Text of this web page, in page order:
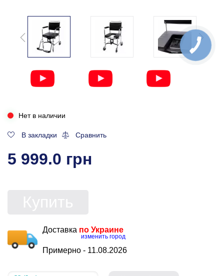
Нет в наличии
В закладки Сравнить
5 999.0 грн
Доставка по Украине
изменить город
Примерно - 11.08.2026